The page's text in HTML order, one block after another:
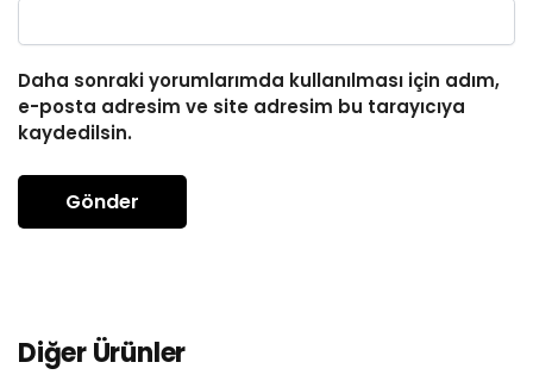
Daha sonraki yorumlarımda kullanılması için adım,
e-posta adresim ve site adresim bu tarayıcıya
kaydedilsin.
Diğer Ürünler